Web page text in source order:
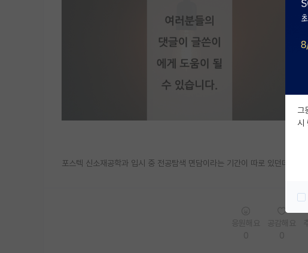
포스텍 신소재공학과 입시 중 전공탐색 면담이라는 기간이 따로 있던데 어떻
그
시